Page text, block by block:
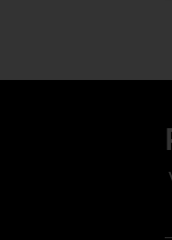
1 of 1